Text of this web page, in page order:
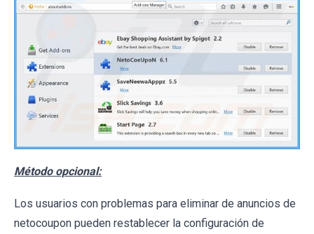
Método opcional:
Los usuarios con problemas para eliminar de anuncios de
netocoupon pueden restablecer la configuración de